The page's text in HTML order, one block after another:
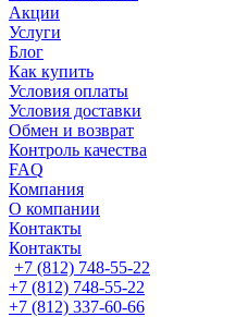
Акции
Услуги
Блог
Как купить
Условия оплаты
Условия доставки
Обмен и возврат
Контроль качества
FAQ
Компания
О компании
Контакты
Контакты
+7 (812) 748-55-22
+7 (812) 748-55-22
+7 (812) 337-60-66